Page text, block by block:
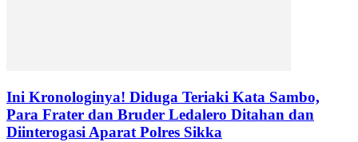
Ini Kronologinya! Diduga Teriaki Kata Sambo,
Para Frater dan Bruder Ledalero Ditahan dan
Diinterogasi Aparat Polres Sikka